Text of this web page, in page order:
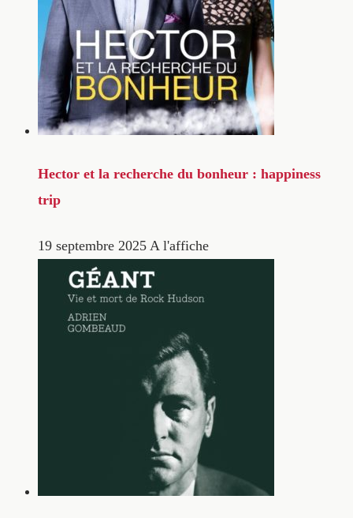
Hector et la recherche du bonheur : happiness
trip
19 septembre 2025 A l'affiche